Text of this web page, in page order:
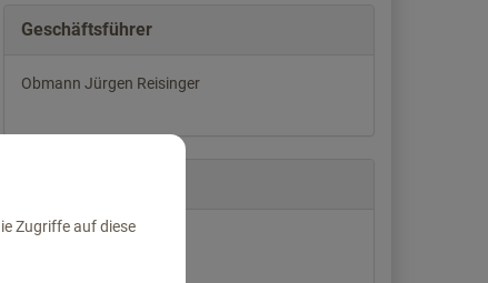
Geschäftsführer
Obmann Jürgen Reisinger
Dauerböckring 4
Zugriffe auf diese